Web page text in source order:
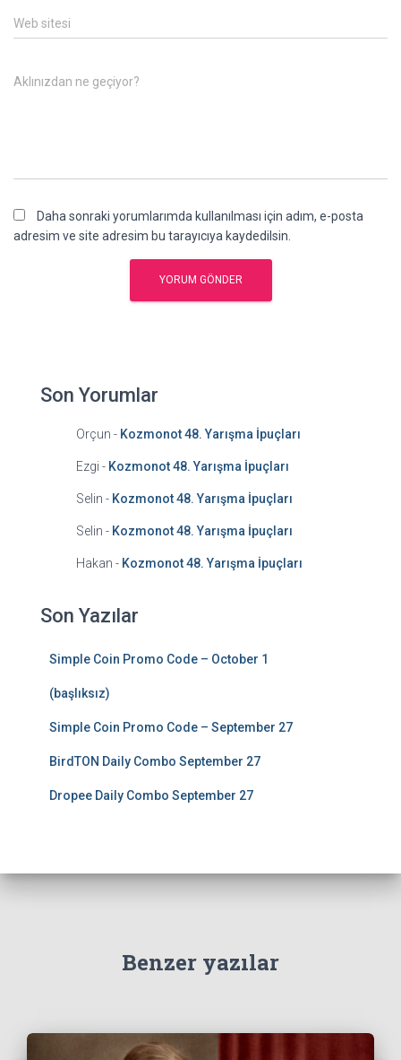
Web sitesi
Aklınızdan ne geçiyor?
Daha sonraki yorumlarımda kullanılması için adım, e-posta
adresim ve site adresim bu tarayıcıya kaydedilsin.
Son Yorumlar
Orçun - Kozmonot 48. Yarışma İpuçları
Ezgi - Kozmonot 48. Yarışma İpuçları
Selin - Kozmonot 48. Yarışma İpuçları
Selin - Kozmonot 48. Yarışma İpuçları
Hakan - Kozmonot 48. Yarışma İpuçları
Son Yazılar
Simple Coin Promo Code – October 1
(başlıksız)
Simple Coin Promo Code – September 27
BirdTON Daily Combo September 27
Dropee Daily Combo September 27
Benzer yazılar